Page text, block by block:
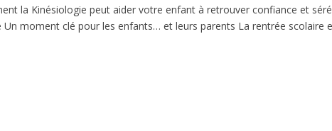
la Kinésiologie peut aider votre enfant à retrouver confiance et
Un moment clé pour les enfants… et leurs parents La rentrée scolaire